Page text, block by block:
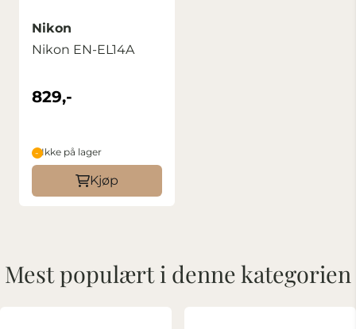
Nikon
Nikon EN-EL14A
829,-
Ikke på lager
Kjøp
Mest populært i denne kategorien